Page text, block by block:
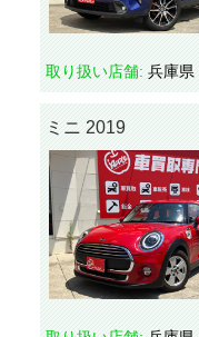
取り扱い店舗: 兵庫県
ミニ 2019